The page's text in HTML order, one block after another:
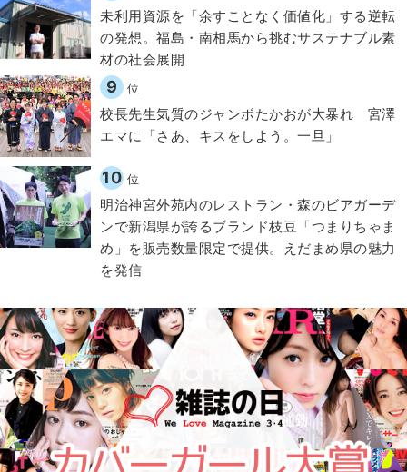
​​未利用資源を「余すことなく価値化」する逆転
の発想。福島・南相馬から挑むサステナブル素
材の社会展開​
9 位
校長先生気質のジャンボたかおが大暴れ 宮澤
エマに「さあ、キスをしよう。一旦」
10 位
明治神宮外苑内のレストラン・森のビアガーデ
ンで新潟県が誇るブランド枝豆「つまりちゃま
め」を販売数量限定で提供。えだまめ県の魅力
を発信